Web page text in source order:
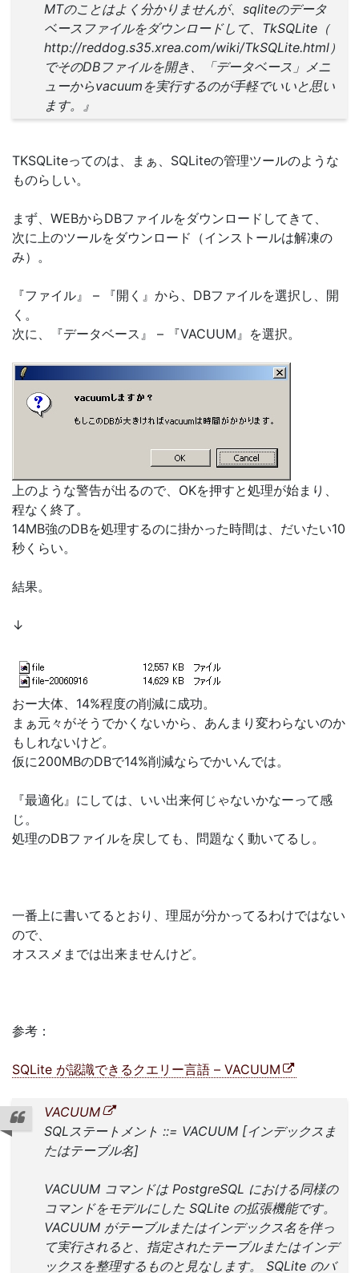
MTのことはよく分かりませんが、sqliteのデータ
ベースファイルをダウンロードして、TkSQLite（
http://reddog.s35.xrea.com/wiki/TkSQLite.html）
でそのDBファイルを開き、「データベース」メニ
ューからvacuumを実行するのが手軽でいいと思い
ます。』
TKSQLiteってのは、まぁ、SQLiteの管理ツールのような
ものらしい。
まず、WEBからDBファイルをダウンロードしてきて、
次に上のツールをダウンロード（インストールは解凍の
み）。
『ファイル』 – 『開く』から、DBファイルを選択し、開
く。
次に、『データベース』 – 『VACUUM』を選択。
上のような警告が出るので、OKを押すと処理が始まり、
程なく終了。
14MB強のDBを処理するのに掛かった時間は、だいたい10
秒くらい。
結果。
↓
おー大体、14%程度の削減に成功。
まぁ元々がそうでかくないから、あんまり変わらないのか
もしれないけど。
仮に200MBのDBで14%削減ならでかいんでは。
『最適化』にしては、いい出来何じゃないかなーって感
じ。
処理のDBファイルを戻しても、問題なく動いてるし。
一番上に書いてるとおり、理屈が分かってるわけではない
ので、
オススメまでは出来ませんけど。
参考：
SQLite が認識できるクエリー言語 – VACUUM
VACUUM
SQLステートメント ::= VACUUM [インデックスま
たはテーブル名]
VACUUM コマンドは PostgreSQL における同様の
コマンドをモデルにした SQLite の拡張機能です。
VACUUM がテーブルまたはインデックス名を伴っ
て実行されると、指定されたテーブルまたはインデ
ックスを整理するものと見なします。 SQLite のバ